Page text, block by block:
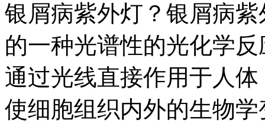
银屑病紫外灯？银屑病
的一种光谱性的光化学
通过光线直接作用于人
使细胞组织内外的生物